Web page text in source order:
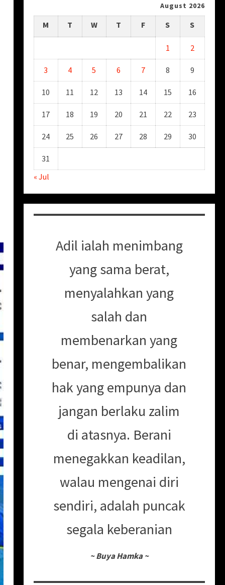
August 2026
M T W T F S S
1 2
3 4 5 6 7 8 9
10 11 12 13 14 15 16
17 18 19 20 21 22 23
24 25 26 27 28 29 30
31
« Jul
Adil ialah menimbang
yang sama berat,
menyalahkan yang
salah dan
membenarkan yang
benar, mengembalikan
hak yang empunya dan
jangan berlaku zalim
di atasnya. Berani
menegakkan keadilan,
walau mengenai diri
sendiri, adalah puncak
segala keberanian
~Buya Hamka ~